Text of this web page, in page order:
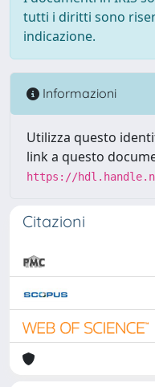
tutti i diritti sono
indicazione.
Informazioni
Utilizza questo
link a questo
https://
Citazioni